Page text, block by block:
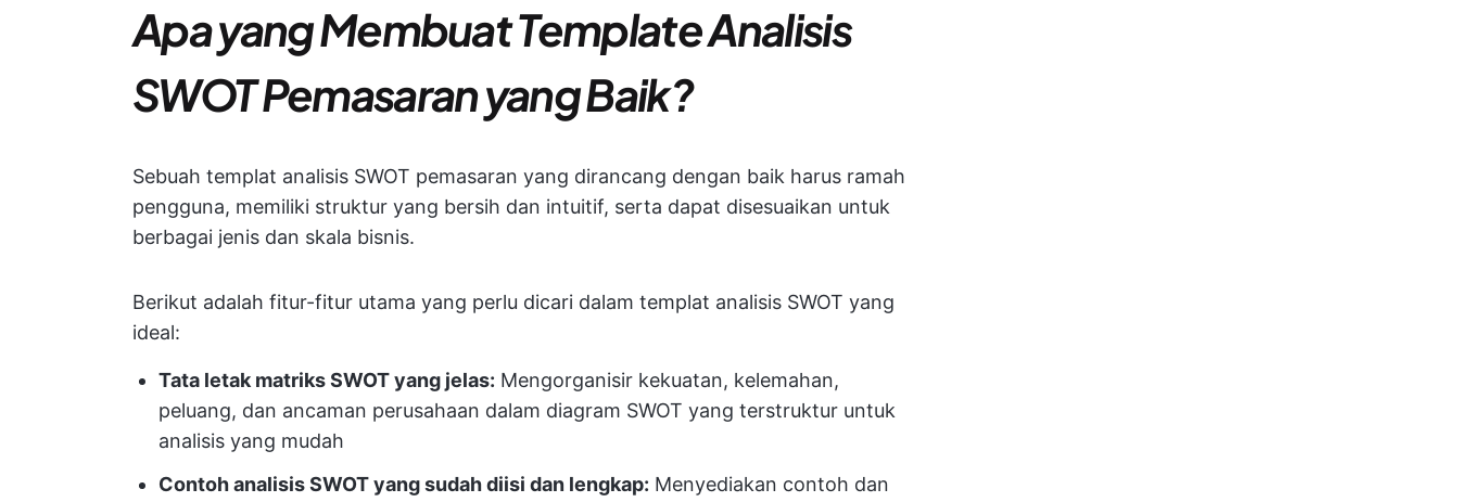
Apa yang Membuat Template Analisis
SWOT Pemasaran yang Baik?
Sebuah templat analisis SWOT pemasaran yang dirancang dengan baik harus ramah
pengguna, memiliki struktur yang bersih dan intuitif, serta dapat disesuaikan untuk
berbagai jenis dan skala bisnis.
Berikut adalah fitur-fitur utama yang perlu dicari dalam templat analisis SWOT yang
ideal:
Tata letak matriks SWOT yang jelas: Mengorganisir kekuatan, kelemahan,
peluang, dan ancaman perusahaan dalam diagram SWOT yang terstruktur untuk
analisis yang mudah
Contoh analisis SWOT yang sudah diisi dan lengkap: Menyediakan contoh dan